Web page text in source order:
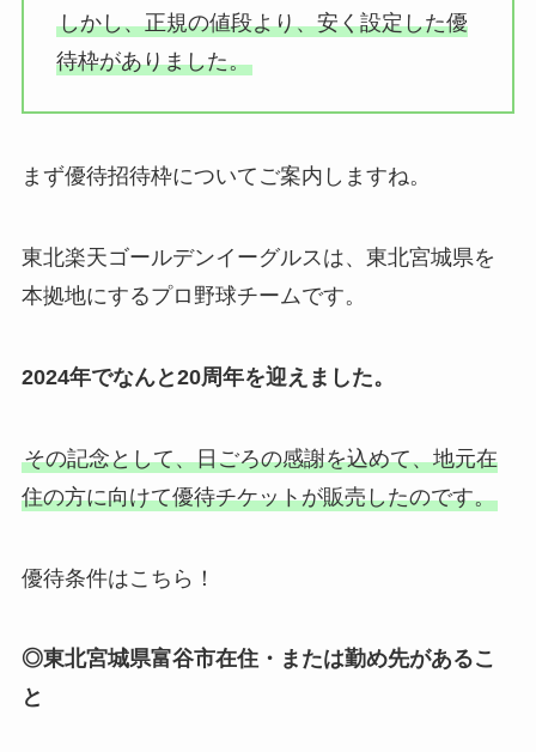
しかし、正規の値段より、安く設定した優
待枠がありました。
まず優待招待枠についてご案内しますね。
東北楽天ゴールデンイーグルスは、東北宮城県を
本拠地にするプロ野球チームです。
2024年でなんと20周年を迎えました。
その記念として、日ごろの感謝を込めて、地元在
住の方に向けて優待チケットが販売したのです。
優待条件はこちら！
◎東北宮城県富谷市在住・または勤め先があるこ
と